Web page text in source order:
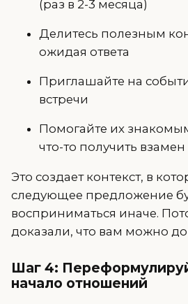
(раз в 2-3 месяца)
Делитесь полезным
ожидая ответа
Приглашайте на
встречи
Помогайте их
что-то получить взамен
Это создает контекст, в
следующее предложение
восприниматься иначе.
доказали, что вам можно
Шаг 4:
начало отношений